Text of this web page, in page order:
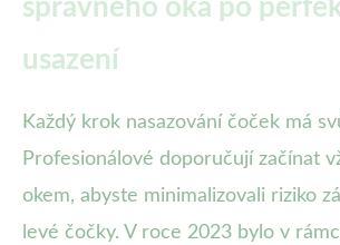
správného oka po
usazení
Každý krok nasazování čoček má
Profesionálové doporučují začínat
okem, abyste minimalizovali riziko
levé čočky. V roce 2023 bylo v